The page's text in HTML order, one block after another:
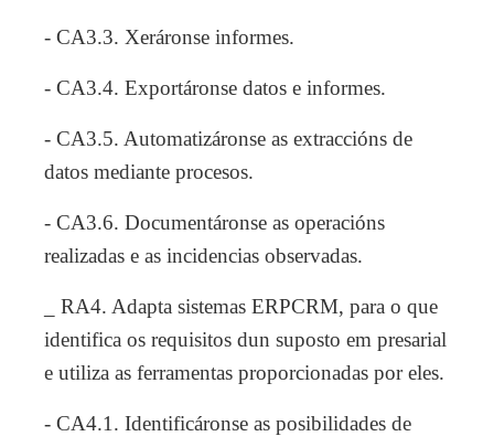
- CA3.3. Xeráronse informes.
- CA3.4. Exportáronse datos e informes.
- CA3.5. Automatizáronse as extraccións de
datos mediante procesos.
- CA3.6. Documentáronse as operacións
realizadas e as incidencias observadas.
_ RA4. Adapta sistemas ERPCRM, para o que
identifica os requisitos dun suposto em presarial
e utiliza as ferramentas proporcionadas por eles.
- CA4.1. Identificáronse as posibilidades de